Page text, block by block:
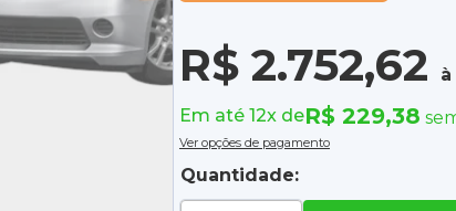
R$ 2.752,62
Em até 12x deR$ 229,38
Ver opções de pagamento
Quantidade: